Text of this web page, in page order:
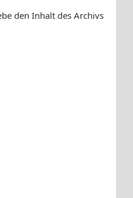
den Inhalt des Archivs